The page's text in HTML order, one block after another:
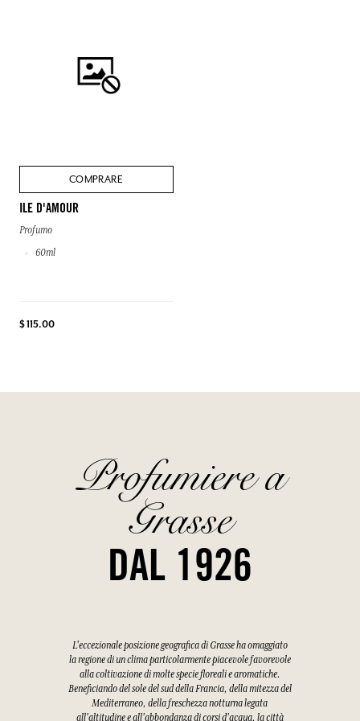
COMPRARE
ILE D'AMOUR
Profumo
60ml
$ 115.00
Profumiere a
Grasse
DAL 1926
L'eccezionale posizione geografica di Grasse ha omaggiato
la regione di un clima particolarmente piacevole favorevole
alla coltivazione di molte specie floreali e aromatiche.
Beneficiando del sole del sud della Francia, della mitezza del
Mediterraneo, della freschezza notturna legata
all'altitudine e all'abbondanza di corsi d'acqua, la città